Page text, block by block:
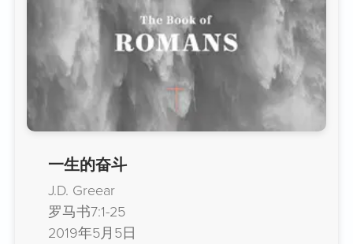
一生的奋斗
J.D. Greear
罗马书7:1-25
2019年5月5日